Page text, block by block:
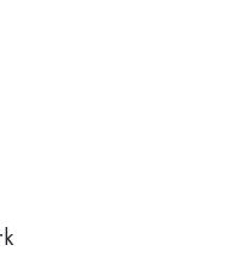
flessen 500 ml